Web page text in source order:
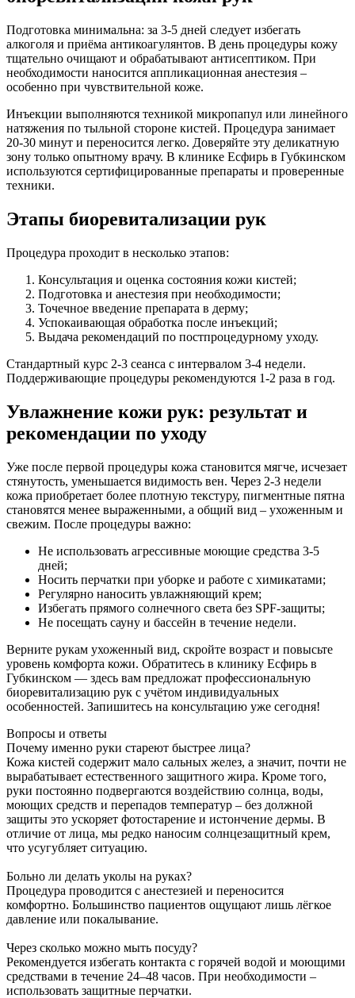
Подготовка минимальна: за 3-5 дней следует избегать
алкоголя и приёма антикоагулянтов. В день процедуры кожу
тщательно очищают и обрабатывают антисептиком. При
необходимости наносится аппликационная анестезия –
особенно при чувствительной коже.
Инъекции выполняются техникой микропапул или линейного
натяжения по тыльной стороне кистей. Процедура занимает
20-30 минут и переносится легко. Доверяйте эту деликатную
зону только опытному врачу. В клинике Есфирь в Губкинском
используются сертифицированные препараты и проверенные
техники.
Этапы биоревитализации рук
Процедура проходит в несколько этапов:
Консультация и оценка состояния кожи кистей;
Подготовка и анестезия при необходимости;
Точечное введение препарата в дерму;
Успокаивающая обработка после инъекций;
Выдача рекомендаций по постпроцедурному уходу.
Стандартный курс 2-3 сеанса с интервалом 3-4 недели.
Поддерживающие процедуры рекомендуются 1-2 раза в год.
Увлажнение кожи рук: результат и
рекомендации по уходу
Уже после первой процедуры кожа становится мягче, исчезает
стянутость, уменьшается видимость вен. Через 2-3 недели
кожа приобретает более плотную текстуру, пигментные пятна
становятся менее выраженными, а общий вид – ухоженным и
свежим. После процедуры важно:
Не использовать агрессивные моющие средства 3-5
дней;
Носить перчатки при уборке и работе с химикатами;
Регулярно наносить увлажняющий крем;
Избегать прямого солнечного света без SPF-защиты;
Не посещать сауну и бассейн в течение недели.
Верните рукам ухоженный вид, скройте возраст и повысьте
уровень комфорта кожи. Обратитесь в клинику Есфирь в
Губкинском — здесь вам предложат профессиональную
биоревитализацию рук с учётом индивидуальных
особенностей. Запишитесь на консультацию уже сегодня!
Вопросы и ответы
Почему именно руки стареют быстрее лица?
Кожа кистей содержит мало сальных желез, а значит, почти не
вырабатывает естественного защитного жира. Кроме того,
руки постоянно подвергаются воздействию солнца, воды,
моющих средств и перепадов температур – без должной
защиты это ускоряет фотостарение и истончение дермы. В
отличие от лица, мы редко наносим солнцезащитный крем,
что усугубляет ситуацию.
Больно ли делать уколы на руках?
Процедура проводится с анестезией и переносится
комфортно. Большинство пациентов ощущают лишь лёгкое
давление или покалывание.
Через сколько можно мыть посуду?
Рекомендуется избегать контакта с горячей водой и моющими
средствами в течение 24–48 часов. При необходимости –
использовать защитные перчатки.